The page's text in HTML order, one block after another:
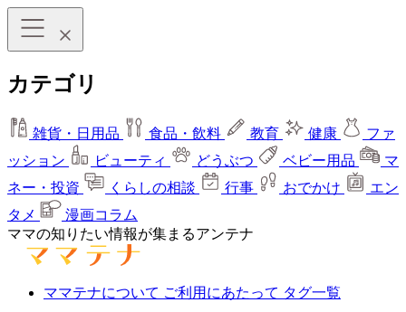
カテゴリ
雑貨・日用品 食品・飲料 教育 健康
ファ
ッション
ビューティ どうぶつ ベビー用品
マ
ネー・投資
くらしの相談 行事 おでかけ
エン
タメ
漫画コラム
ママの知りたい情報が集まるアンテナ
ママテナについて ご利用にあたって タグ一覧